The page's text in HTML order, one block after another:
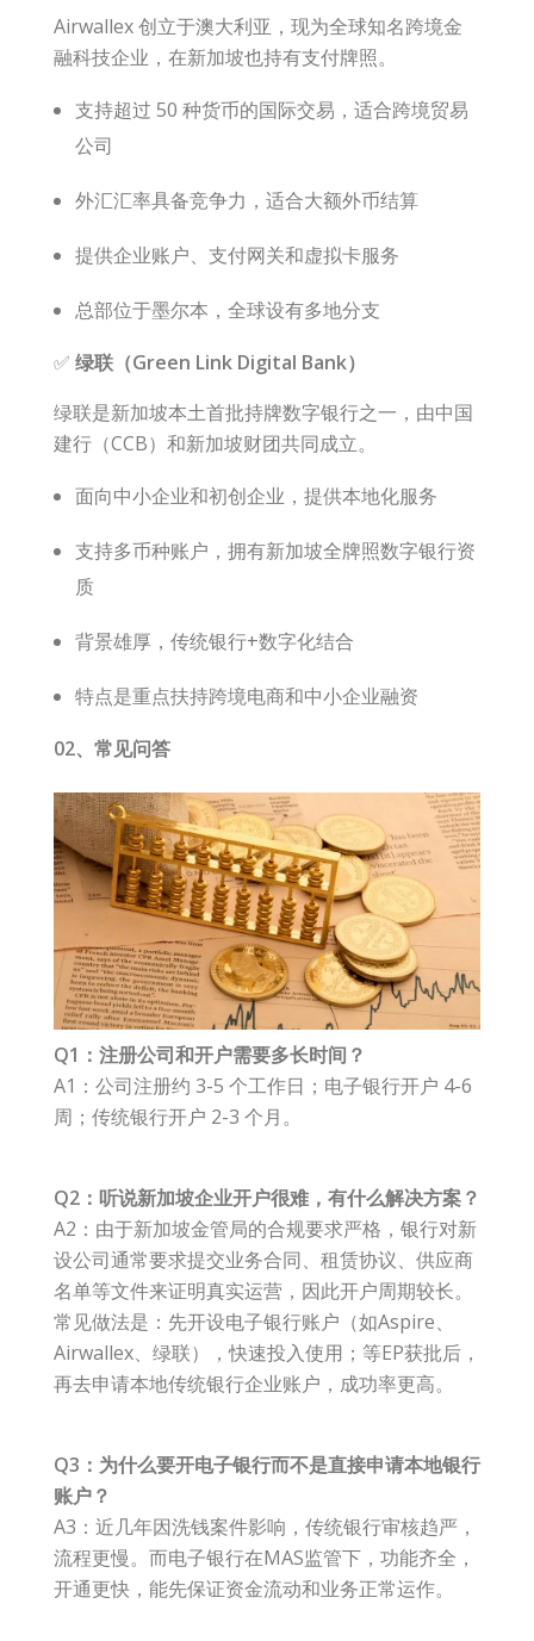
Airwallex 创立于澳大利亚，现为全球知名跨境金
融科技企业，在新加坡也持有支付牌照。
支持超过 50 种货币的国际交易，适合跨境贸易
公司
外汇汇率具备竞争力，适合大额外币结算
提供企业账户、支付网关和虚拟卡服务
总部位于墨尔本，全球设有多地分支
✅ 绿联（Green Link Digital Bank）
绿联是新加坡本土首批持牌数字银行之一，由中国
建行（CCB）和新加坡财团共同成立。
面向中小企业和初创企业，提供本地化服务
支持多币种账户，拥有新加坡全牌照数字银行资
质
背景雄厚，传统银行+数字化结合
特点是重点扶持跨境电商和中小企业融资
02、 常见问答
Q1：注册公司和开户需要多长时间？
A1：公司注册约 3-5 个工作日；电子银行开户 4-6
周；传统银行开户 2-3 个月。
Q2：听说新加坡企业开户很难，有什么解决方案？
A2：由于新加坡金管局的合规要求严格，银行对新
设公司通常要求提交业务合同、租赁协议、供应商
名单等文件来证明真实运营，因此开户周期较长。
常见做法是：先开设电子银行账户（如Aspire、
Airwallex、绿联），快速投入使用；等EP获批后，
再去申请本地传统银行企业账户，成功率更高。
Q3：为什么要开电子银行而不是直接申请本地银行
账户？
A3：近几年因洗钱案件影响，传统银行审核趋严，
流程更慢。而电子银行在MAS监管下，功能齐全，
开通更快，能先保证资金流动和业务正常运作。